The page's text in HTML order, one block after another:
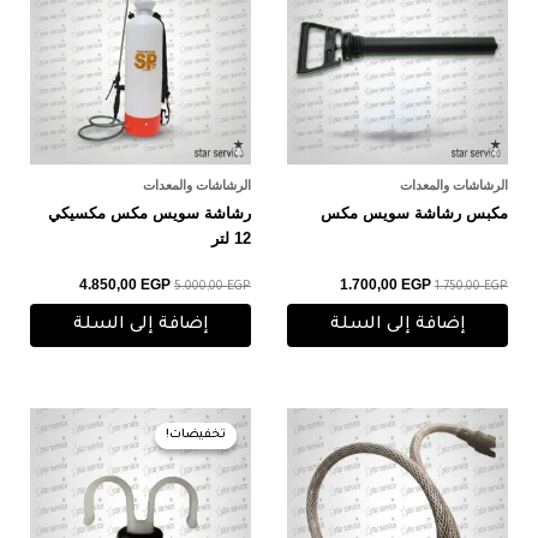
الرشاشات والمعدات
مكبس رشاشة سويس مكس
1.750,00EGP
1.700,00 EGP
إضافة إلى السلة
الرشاشات والمعدات
رشاشة سويس مكس مكسيكي
12 لتر
5.000,00EGP
4.850,00 EGP
إضافة إلى السلة
تخفيضات!
تخفيضات!
السعر
الأصلي
هو:
250,00 EGP.
السعر
الحالي
هو:
230,00 EGP.